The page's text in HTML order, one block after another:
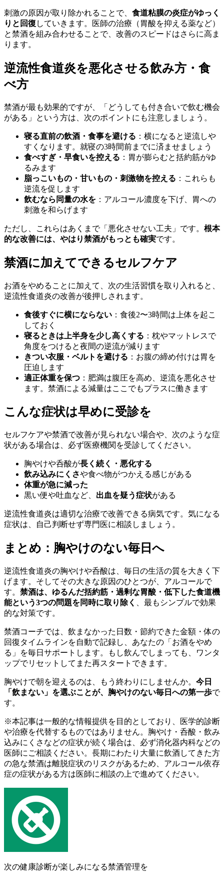
刺激の原因が取り除かれることで、 食道粘膜の炎症がゆっく
りと回復 していきます。医師の治療（胃酸を抑える薬など）
と禁酒を組み合わせることで、改善のスピードはさらに高ま
ります。
逆流性食道炎を悪化させる飲み方・食
べ方
禁酒が最も効果的ですが、「どうしても付き合いで飲む機会
がある」という方は、次のポイントにも注意しましょう。
寝る直前の飲酒・食事を避ける ：横になると逆流しや
すくなります。就寝の3時間前までに済ませましょう
食べすぎ・早食いを控える ：胃が膨らむと括約筋がゆ
るみます
脂っこいもの・甘いもの・刺激物を控える ：これらも
逆流を促します
飲むなら同量の水を ：アルコール濃度を下げ、胃への
刺激を和らげます
ただし、これらはあくまで「悪化させない工夫」です。 根本
的な改善には、やはり禁酒がもっとも確実です。
禁酒に加えてできるセルフケア
お酒をやめることに加えて、次の生活習慣を取り入れると、
逆流性食道炎の改善が後押しされます。
食後すぐに横にならない ：食後2〜3時間は上体を起こ
しておく
寝るときは上半身を少し高くする ：枕やマットレスで
角度をつけると夜間の逆流が減ります
きつい衣服・ベルトを避ける ：お腹の締め付けは胃を
圧迫します
適正体重を保つ ：肥満は腹圧を高め、逆流を悪化させ
ます。禁酒による減量はここでもプラスに働きます
こんな症状は早めに受診を
セルフケアや禁酒で改善が見られない場合や、次のような症
状がある場合は、必ず医療機関を受診してください。
胸やけや呑酸が長く続く・悪化する
飲み込みにくさや食べ物がつかえる感じがある
体重が急に減った
黒い便や吐血など、 出血を疑う症状がある
逆流性食道炎は適切な治療で改善できる病気です。気になる
症状は、自己判断せず専門医に相談しましょう。
まとめ：胸やけのない毎日へ
逆流性食道炎の胸やけや呑酸は、毎日の生活の質を大きく下
げます。そしてその大きな原因のひとつが、アルコールで
す。 禁酒は、ゆるんだ括約筋・過剰な胃酸・低下した食道機
能という3つの問題を同時に取り除く
、最もシンプルで効果
的な対策です。
禁酒コーチでは、飲まなかった日数・節約できた金額・体の
回復タイムラインを自動で記録し、あなたの「お酒をやめ
る」を毎日サポートします。もし飲んでしまっても、ワンタ
ップでリセットしてまた再スタートできます。
胸やけで朝を迎えるのは、もう終わりにしませんか。 今日
「飲まない」を選ぶことが、胸やけのない毎日への第一歩で
す。
※本記事は一般的な情報提供を目的としており、医学的診断
や治療を代替するものではありません。胸やけ・呑酸・飲み
込みにくさなどの症状が続く場合は、必ず消化器内科などの
医師にご相談ください。長期にわたり大量に飲酒してきた方
の急な禁酒は離脱症状のリスクがあるため、アルコール依存
症の症状がある方は医師に相談の上で進めてください。
次の健康診断が楽しみになる禁酒管理を